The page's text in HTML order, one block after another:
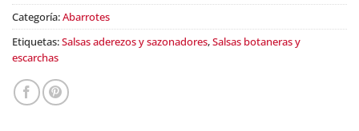
Categoría:Abarrotes
Etiquetas:Salsas aderezos y sazonadores,Salsas botaneras y
escarchas